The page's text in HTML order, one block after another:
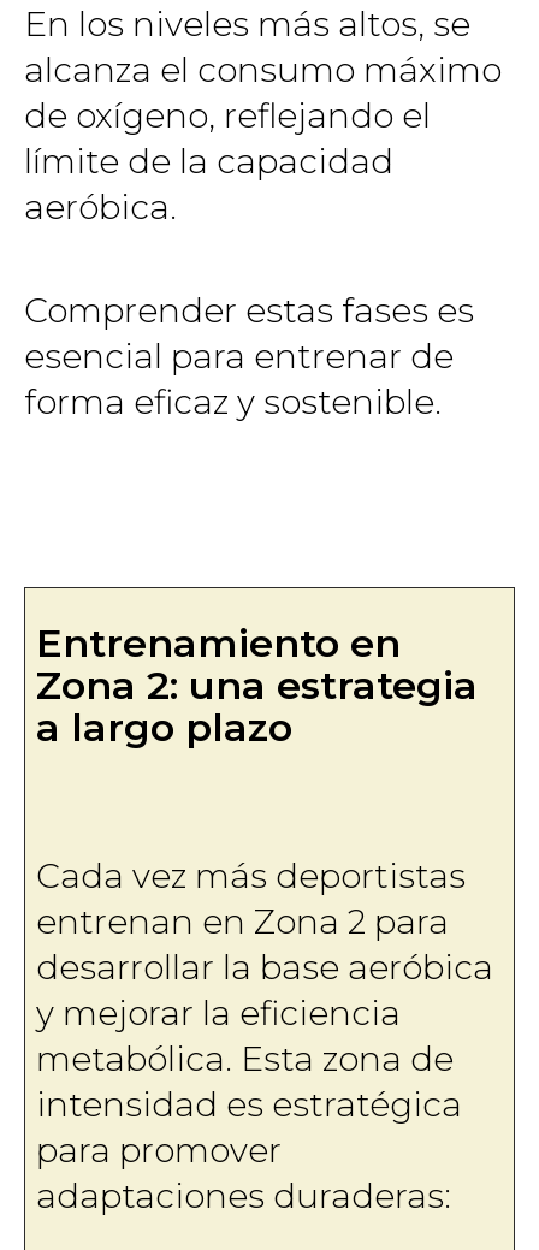
En los niveles más altos, se
alcanza el consumo máximo
de oxígeno, reflejando el
límite de la capacidad
aeróbica.
Comprender estas fases es
esencial para entrenar de
forma eficaz y sostenible.
Entrenamiento en
Zona 2: una estrategia
a largo plazo
Cada vez más deportistas
entrenan en Zona 2 para
desarrollar la base aeróbica
y mejorar la eficiencia
metabólica. Esta zona de
intensidad es estratégica
para promover
adaptaciones duraderas: